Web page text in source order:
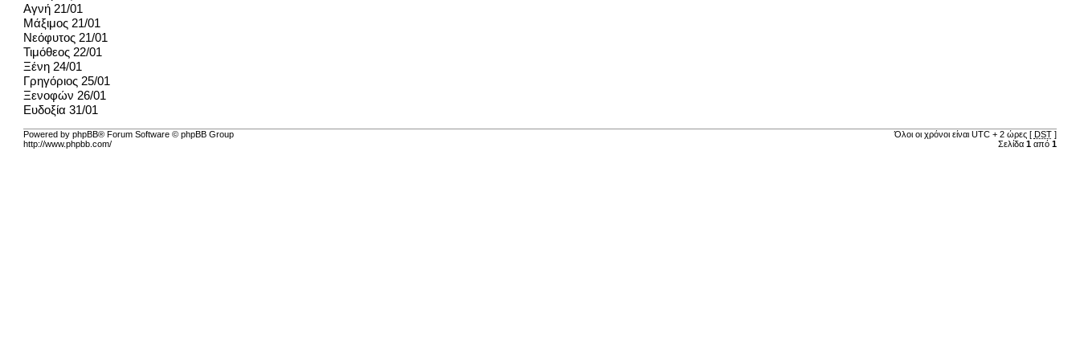
Αγνή 21/01
Μάξιμος 21/01
Νεόφυτος 21/01
Τιμόθεος 22/01
Ξένη 24/01
Γρηγόριος 25/01
Ξενοφών 26/01
Ευδοξία 31/01
Όλοι οι χρόνοι είναι UTC + 2 ώρες [ DST]
Σελίδα 1από 1
Powered by phpBB® Forum Software © phpBB Group
http://www.phpbb.com/